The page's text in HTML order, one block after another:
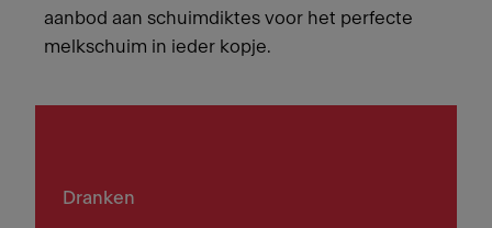
aanbod aan schuimdiktes voor het perfecte
melkschuim in ieder kopje.
Dranken